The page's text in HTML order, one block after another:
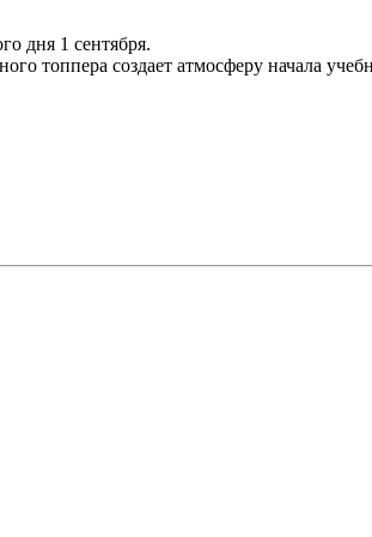
дня 1 сентября.
топпера создает атмосферу начала